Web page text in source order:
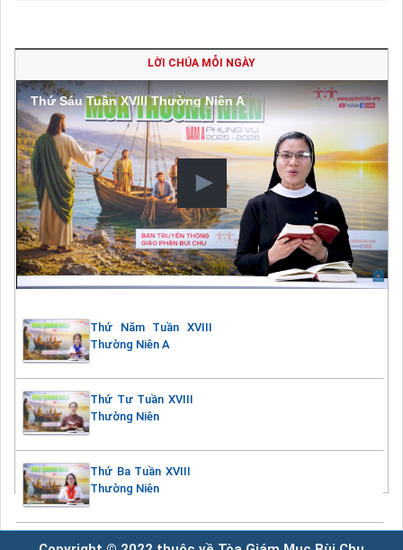
LỜI CHÚA MỖI NGÀY
Thứ Sáu Tuần XVIII Thường Niên A
Thứ Năm Tuần XVIII
Thường Niên A
Thứ Tư Tuần XVIII
Thường Niên
Thứ Ba Tuần XVIII
Thường Niên